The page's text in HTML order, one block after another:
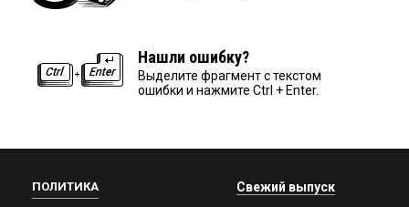
Нашли ошибку?
Выделите фрагмент с текстом
ошибки и нажмите Ctrl + Enter.
ПОЛИТИКА Свежий выпуск